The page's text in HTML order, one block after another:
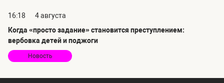
16:18
4 августа
Когда «просто задание» становится преступлением:
вербовка детей и поджоги
Новость